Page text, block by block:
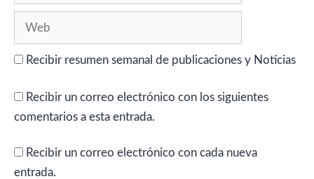
Recibir resumen semanal de publicaciones y Noticias
Recibir un correo electrónico con los siguientes
comentarios a esta entrada.
Recibir un correo electrónico con cada nueva
entrada.